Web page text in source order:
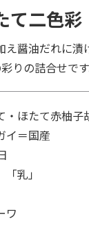
て二色彩
え醤油だれに
りの詰合せです
・ほたて赤柚
イ＝国産
「乳」
ワ